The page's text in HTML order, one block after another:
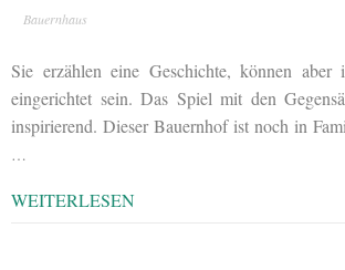
Bauernhaus
Sie erzählen eine Geschichte, können aber
eingerichtet sein. Das Spiel mit den
inspirierend. Dieser Bauernhof ist noch in
…
WEITERLESEN